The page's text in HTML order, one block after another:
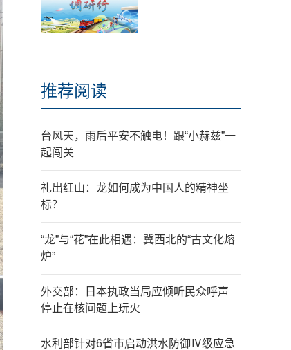
推荐阅读
台风天，雨后平安不触电！跟“小赫兹”一
起闯关
礼出红山：龙如何成为中国人的精神坐
标？
“龙”与“花”在此相遇：冀西北的“古文化熔
炉”
外交部：日本执政当局应倾听民众呼声
停止在核问题上玩火
水利部针对6省市启动洪水防御Ⅳ级应急